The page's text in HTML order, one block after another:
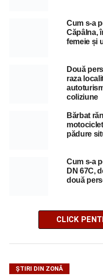
Cum s-a
Căpâlna,
femeie și
Două
raza
coliziune
Bărbat
pădure
Cum s-a
DN 67C,
două
CLICK
ȘTIRI DIN ZONĂ